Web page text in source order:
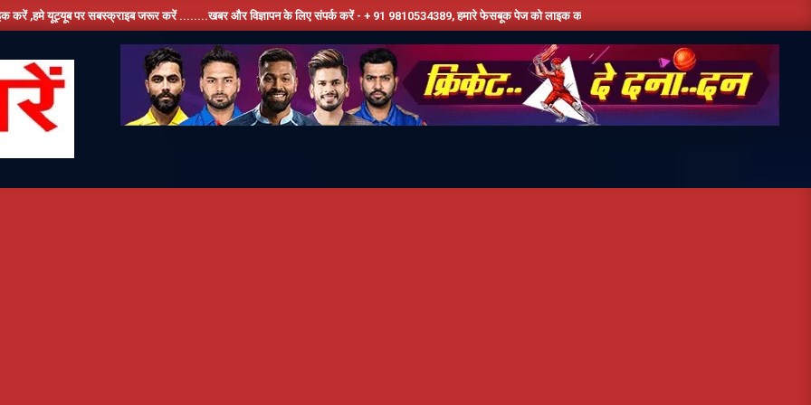
जरूर करें ........खबर और विज्ञापन के लिए संपर्क करें - + 91 9810534389, हमारे फेसबूक पेज को लाइक करें ,हमे यूट्यूब पर सबस्क्राइब जरूर करें,दिन भर की तमाम छोटी बड़ी खबरों के